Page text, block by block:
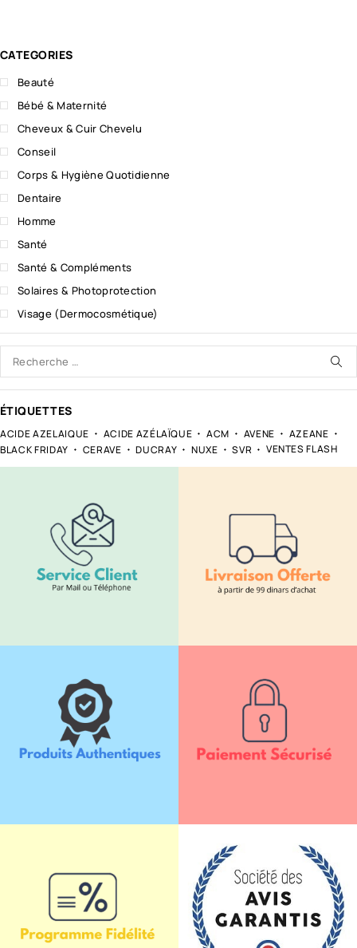
CATEGORIES
Beauté
Bébé & Maternité
Cheveux & Cuir Chevelu
Conseil
Corps & Hygiène Quotidienne
Dentaire
Homme
Santé
Santé & Compléments
Solaires & Photoprotection
Visage (Dermocosmétique)
ÉTIQUETTES
ACIDE AZELAIQUE ACIDE AZÉLAÏQUE ACM AVENE
AZEANE
BLACK FRIDAY
CERAVE DUCRAY NUXE SVR VENTES FLASH